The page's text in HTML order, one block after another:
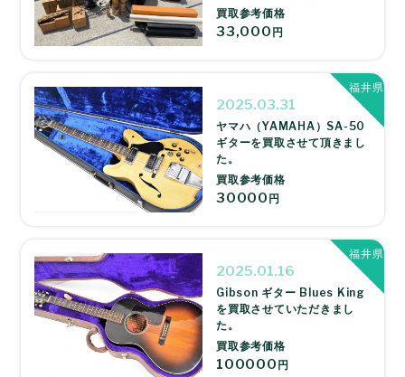
買取参考価格
33,000 円
2025.03.31
ヤマハ（YAMAHA）SA-50
ギターを買取させて頂きまし
た。
買取参考価格
30000 円
福井県
2025.01.16
Gibson ギター Blues King
を買取させていただきまし
た。
買取参考価格
100000 円
福井県